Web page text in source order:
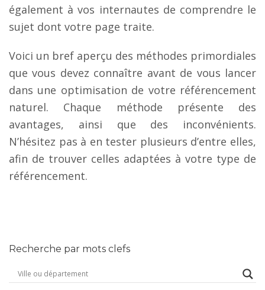
également à vos internautes de comprendre le
sujet dont votre page traite.
Voici un bref aperçu des méthodes primordiales
que vous devez connaître avant de vous lancer
dans une optimisation de votre référencement
naturel. Chaque méthode présente des
avantages, ainsi que des inconvénients.
N’hésitez pas à en tester plusieurs d’entre elles,
afin de trouver celles adaptées à votre type de
référencement.
Recherche par mots clefs